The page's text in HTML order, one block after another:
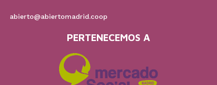
abierto@abiertomadrid.coop
PERTENECEMOS A